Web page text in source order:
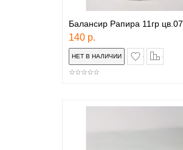
Балансир Рапира 11гр цв.07
140 р.
в закладки